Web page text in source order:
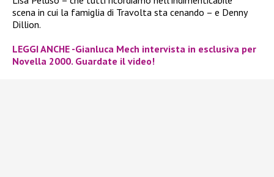
scena in cui la famiglia di Travolta sta cenando – e Denny
Dillion.
LEGGI ANCHE -Gianluca Mech intervista in esclusiva per
Novella 2000. Guardate il video!